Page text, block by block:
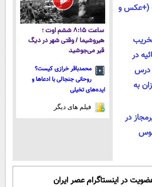
(+عکس و
در
درس
به
در
ساعت ۸:۱۵ ششم اوت ؛
هیروشیما / وقتی شهر در دیگ
قیر می‌جوشید
محمدباقر خرازی کیست؟
روحانی جنجالی با ادعاها و
ایده‌های تخیلی
فیلم های دیگر
در اینستاگرام عصر ایران